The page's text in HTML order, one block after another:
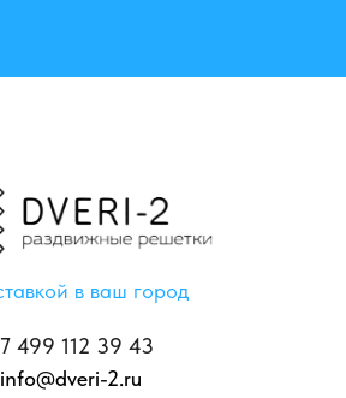
в ваш город
499 112 39 43
info@dveri-2.ru